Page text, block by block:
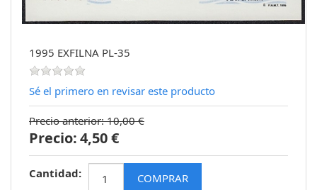
1995 EXFILNA PL-35
Sé el primero en revisar este producto
Precio anterior: 10,00 €
Precio:4,50 €
Cantidad: